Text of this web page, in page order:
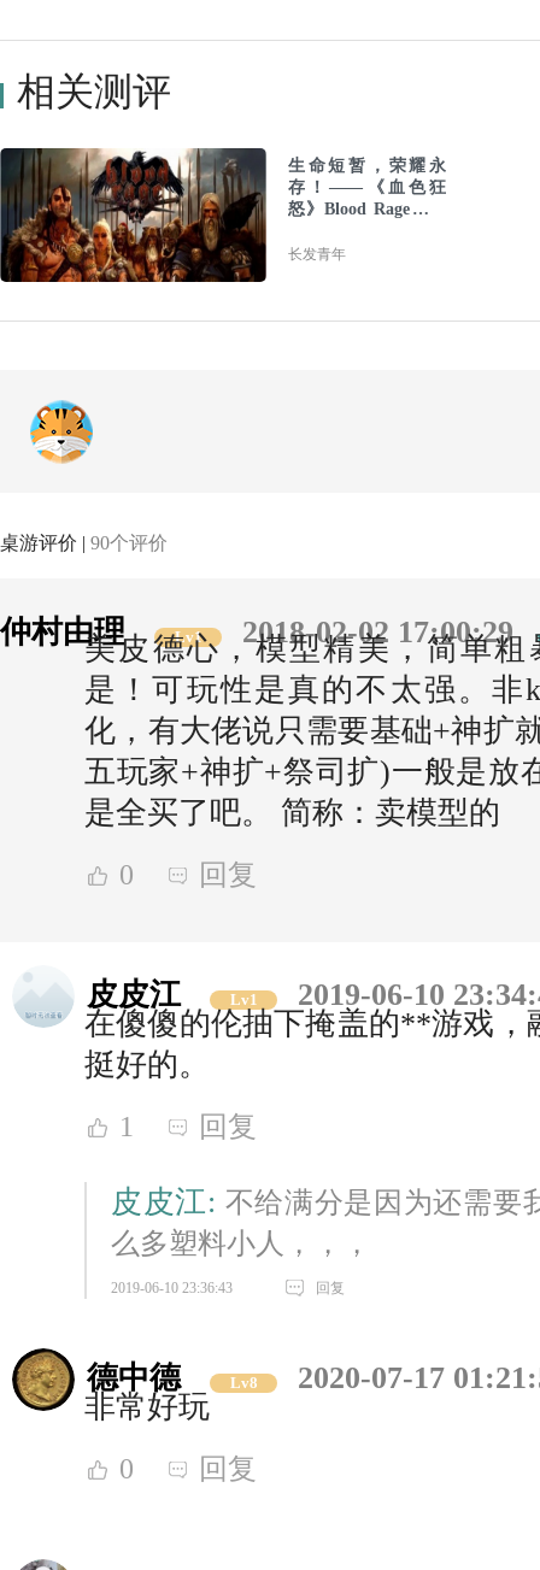
相关测评
生命短暂，荣耀永
存！——《血色狂
怒》Blood Rage开箱
长发青年
桌游评价 | 90个评价
仲村由理 Lv1 2018-02-02 17:00:29
美皮德心，模型精美，简单粗
是！可玩性是真的不太强。非
化，有大佬说只需要基础+神扩
五玩家+神扩+祭司扩)一般是放
是全买了吧。 简称：卖模型的
0 回复
皮皮江 Lv1
2019-06-10
在傻傻的伦抽下掩盖的**游戏，
挺好的。
1 回复
皮皮江: 不给满分是因为还需要
么多塑料小人，，，
2019-06-10 23:36:43 回复
德中德 Lv8
2020-07-17
非常好玩
0 回复